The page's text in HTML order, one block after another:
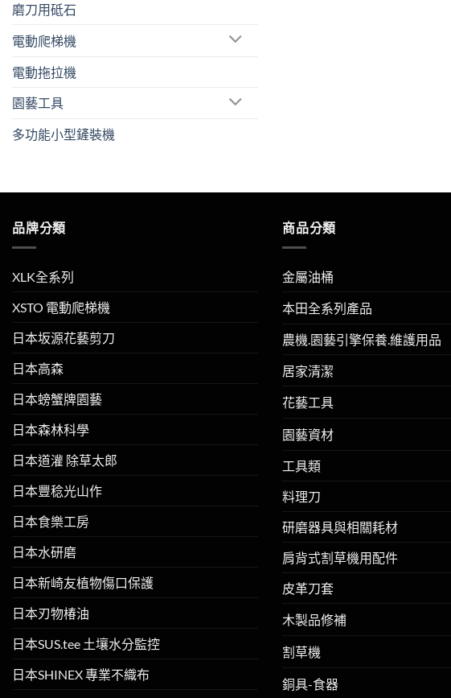
磨刀用砥石
電動爬梯機
電動拖拉機
園藝工具
多功能小型鏟裝機
品牌分類
XLK全系列
XSTO 電動爬梯機
日本坂源花藝剪刀
日本高森
日本螃蟹牌園藝
日本森林科學
日本道灌 除草太郎
日本豐稔光山作
日本食樂工房
日本水研磨
日本新崎友植物傷口保護
日本刃物椿油
日本SUS.tee 土壤水分監控
日本SHINEX 專業不織布
商品分類
金屬油桶
本田全系列產品
農機.園藝引擎保養.維護用品
居家清潔
花藝工具
園藝資材
工具類
料理刀
研磨器具與相關耗材
肩背式割草機用配件
皮革刀套
木製品修補
割草機
銅具-食器